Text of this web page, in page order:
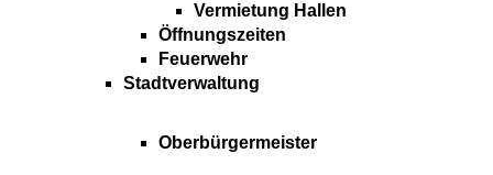
Vermietung Hallen
Öffnungszeiten
Feuerwehr
Stadtverwaltung
Oberbürgermeister